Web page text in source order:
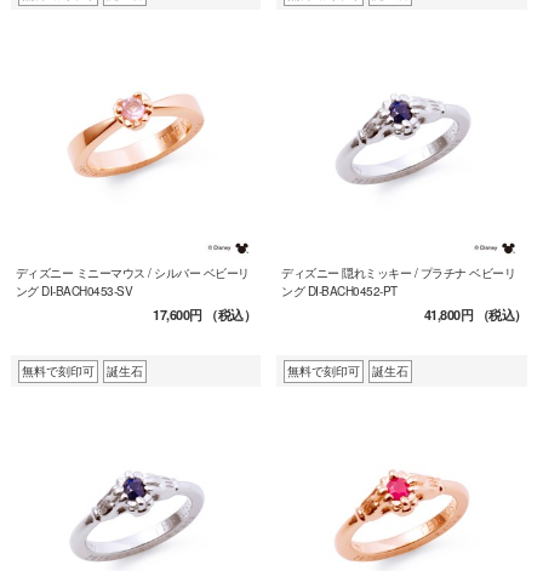
ディズニー ミニーマウス / シルバー ベビーリ
ング DI-BACH0453-SV
17,600円（税込）
ディズニー 隠れミッキー / プラチナ ベビーリ
ング DI-BACH0452-PT
41,800円（税込）
無料で刻印可 誕生石 無料で刻印可 誕生石